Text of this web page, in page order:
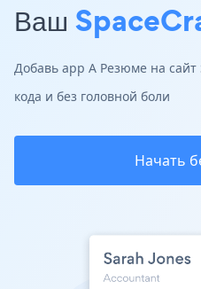
Ваш
Добавь app A Резюме на
кода и без головной боли
Начать